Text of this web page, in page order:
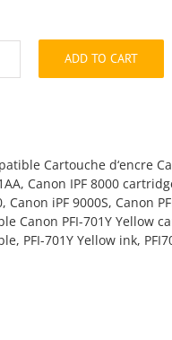
ADD TO CART
Cartouche d‘encre
, Canon IPF 8000
, Canon iPF 9000S, Canon
Canon PFI-701Y Yellow
, PFI-701Y Yellow ink,